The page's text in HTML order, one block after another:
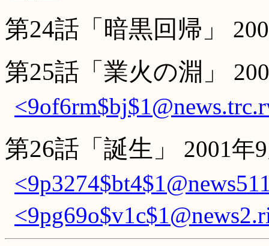
第24話「暗黒回帰」
第25話「業火の淵」
第26話「誕生」
2001年